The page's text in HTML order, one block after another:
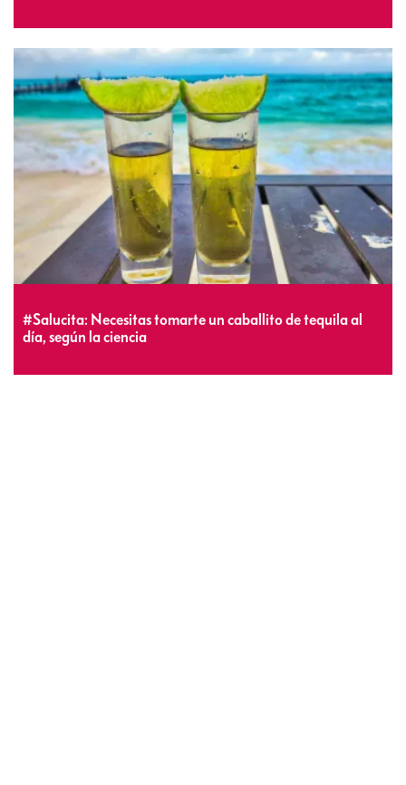
#Salucita: Necesitas tomarte un caballito de tequila al
día, según la ciencia